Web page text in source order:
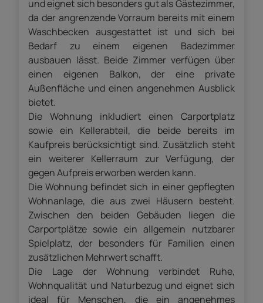
und eignet sich besonders gut als Gästezimmer,
da der angrenzende Vorraum bereits mit einem
Waschbecken ausgestattet ist und sich bei
Bedarf zu einem eigenen Badezimmer
ausbauen lässt. Beide Zimmer verfügen über
einen eigenen Balkon, der eine private
Außenfläche und einen angenehmen Ausblick
bietet.
Die Wohnung inkludiert einen Carportplatz
sowie ein Kellerabteil, die beide bereits im
Kaufpreis berücksichtigt sind. Zusätzlich steht
ein weiterer Kellerraum zur Verfügung, der
gegen Aufpreis erworben werden kann.
Die Wohnung befindet sich in einer gepflegten
Wohnanlage, die aus zwei Häusern besteht.
Zwischen den beiden Gebäuden liegen die
Carportplätze sowie ein allgemein nutzbarer
Spielplatz, der besonders für Familien einen
zusätzlichen Mehrwert schafft.
Die Lage der Wohnung verbindet Ruhe,
Wohnqualität und Naturbezug und eignet sich
ideal für Menschen, die ein angenehmes